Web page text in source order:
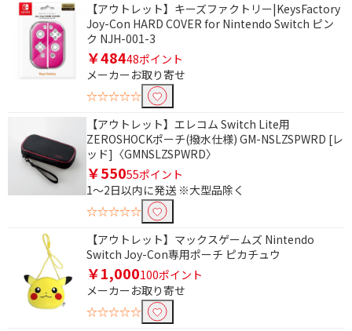
【アウトレット】キーズファクトリー|KeysFactory
Joy-Con HARD COVER for Nintendo Switch ピン
ク NJH-001-3
￥48448ポイント
メーカーお取り寄せ
☆☆☆☆☆
【アウトレット】エレコム Switch Lite用
ZEROSHOCKポーチ(撥水仕様) GM-NSLZSPWRD [レ
ッド]〈GMNSLZSPWRD〉
￥55055ポイント
1～2日以内に発送 ※大型品除く
☆☆☆☆☆
【アウトレット】マックスゲームズ Nintendo
Switch Joy-Con専用ポーチ ピカチュウ
￥1,000100ポイント
メーカーお取り寄せ
☆☆☆☆☆